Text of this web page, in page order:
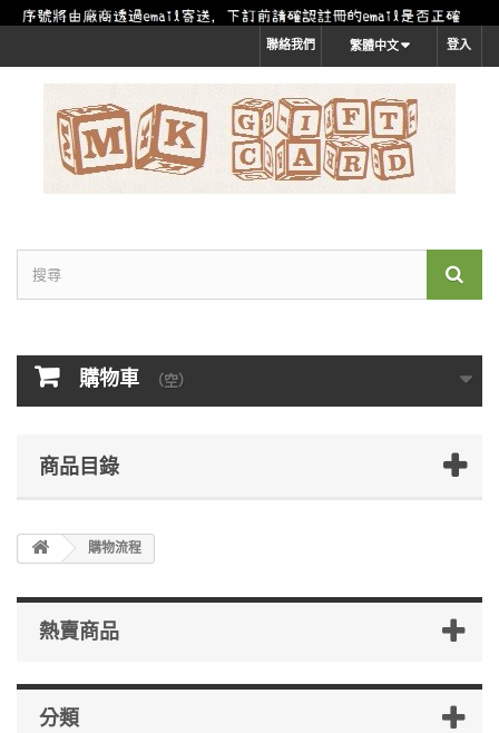
登入
繁體中文
聯絡我們
購物車 （空）
商品目錄
購物流程
熱賣商品
分類